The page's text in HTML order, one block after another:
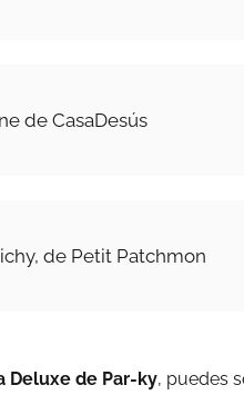
de CasaDesús
de Petit Patchmon
Deluxe de Par-ky, puedes